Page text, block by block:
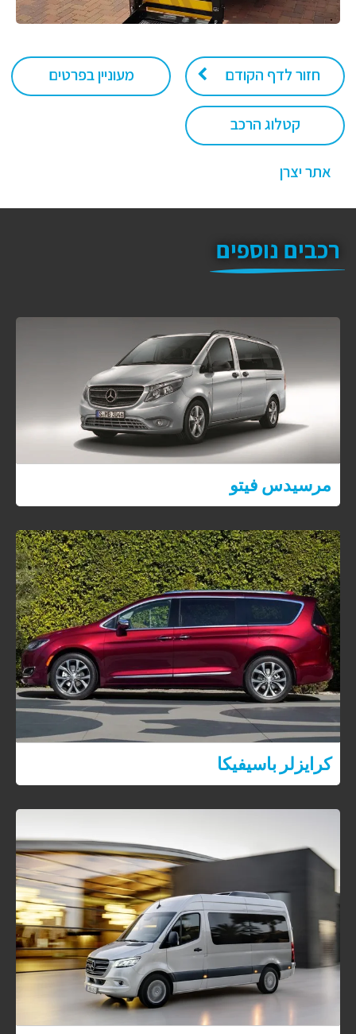
חזור לדף הקודם מעוניין בפרטים
קטלוג הרכב
אתר יצרן
רכבים נוספים
مرسيدس فيتو
كرايزلر باسيفيكا